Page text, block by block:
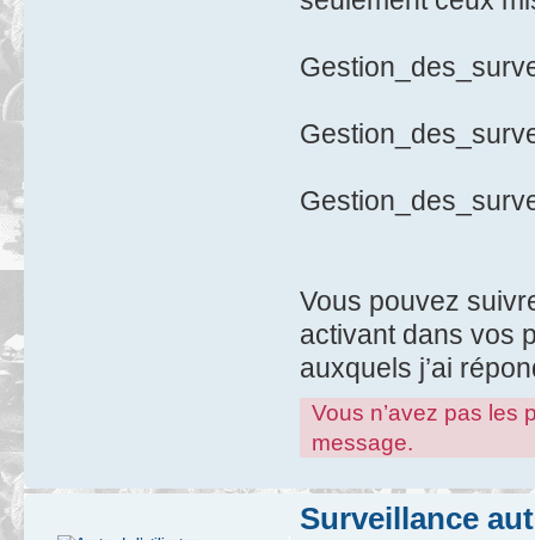
Vous pouvez
activant dans vos
auxquels j’ai
Vous n’avez pas les
message.
Surveillance